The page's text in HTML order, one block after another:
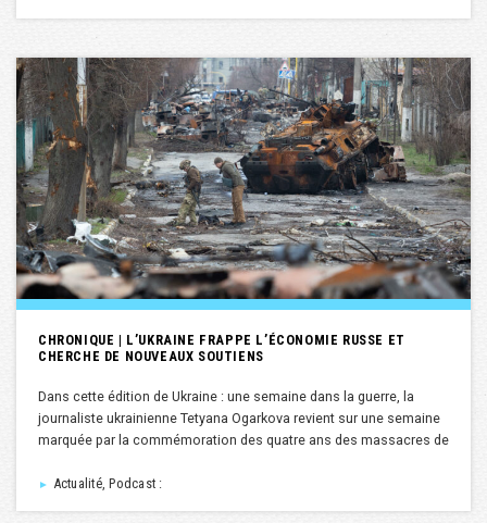
CHRONIQUE | L’UKRAINE FRAPPE L’ÉCONOMIE RUSSE ET
CHERCHE DE NOUVEAUX SOUTIENS
Dans cette édition de Ukraine : une semaine dans la guerre, la
journaliste ukrainienne Tetyana Ogarkova revient sur une semaine
marquée par la commémoration des quatre ans des massacres de
► Actualité, Podcast :